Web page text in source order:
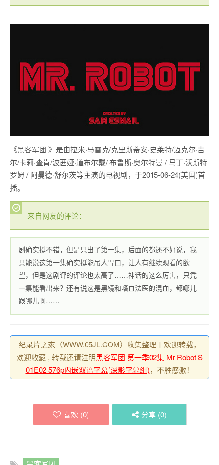
《黑客军团 》是由拉米·马雷克/克里斯蒂安·史莱特/迈克尔·吉
尔/卡莉·查肯/波茜娅·道布尔戴/ 布鲁斯·奥尔特曼 / 马丁·沃斯特
罗姆 / 阿曼德·舒尔茨等主演的电视剧，于2015-06-24(美国)首
播。
来自网友的评论：
剧确实挺不错，但是只出了第一集，后面的都还不好说，我
只能说这第一集确实挺能吊人胃口，让人有继续观看的欲
望，但是这剧评的评论也太高了……神话的这么厉害，只凭
一集能看出来？还有说这是黑镜和嗜血法医的混血，都哪儿
跟哪儿啊……
纪录片之家（WWW.05JL.COM）收集整理丨欢迎转载，
欢迎收藏 , 转载还请注明黑客军团 第一季02集 Mr Robot S
01E02 576p内嵌双语字幕(深影字幕组)，不胜感激！
喜欢 (0) 分享 (0)